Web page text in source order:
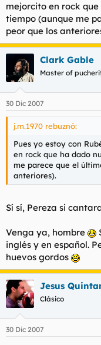
mejorcito en rock
tiempo (aunque me
peor que los
Clark Gable
Master of
30 Dic 2007
j.m.1970 rebuznó:
Pues yo estoy con
en rock que ha dado
me parece que el
anteriores).
Sí sí, Pereza si
Venga ya, hombre
inglés y en español.
huevos gordos
Jesus
Clásico
30 Dic 2007